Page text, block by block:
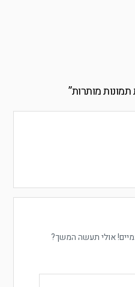
מותרות”
אולי תעשה המשך?